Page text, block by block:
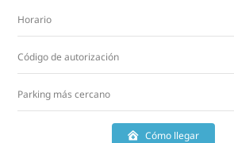
Horario
Código de autorización
Parking más cercano
Cómo llegar